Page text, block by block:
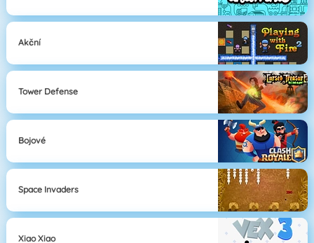
Akční
Tower Defense
Bojové
Space Invaders
Xiao Xiao